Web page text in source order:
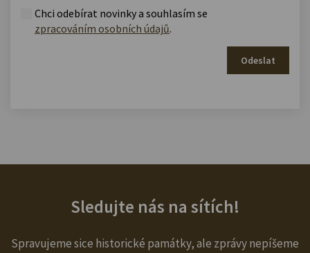
Chci odebírat novinky a souhlasím se
zpracováním osobních údajů.
Odeslat
Sledujte nás na sítích!
Spravujeme sice historické památky, ale zprávy nepíšeme